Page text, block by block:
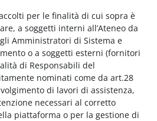
per le finalità di cui sopra è
a soggetti interni all’Ateneo da
Amministratori di Sistema e
o a soggetti esterni (fornitori
di Responsabili del
nominati come da art.28
di lavori di assistenza,
necessari al corretto
piattaforma o per la gestione di